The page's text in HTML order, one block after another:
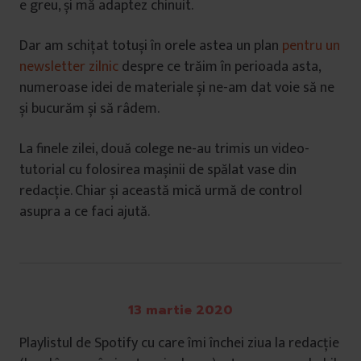
e greu, și mă adaptez chinuit.
Dar am schițat totuși în orele astea un plan pentru un
newsletter zilnic despre ce trăim în perioada asta,
numeroase idei de materiale și ne-am dat voie să ne
și bucurăm și să râdem.
La finele zilei, două colege ne-au trimis un video-
tutorial cu folosirea mașinii de spălat vase din
redacție. Chiar și această mică urmă de control
asupra a ce faci ajută.
13 martie 2020
Playlistul de Spotify cu care îmi închei ziua la redacție